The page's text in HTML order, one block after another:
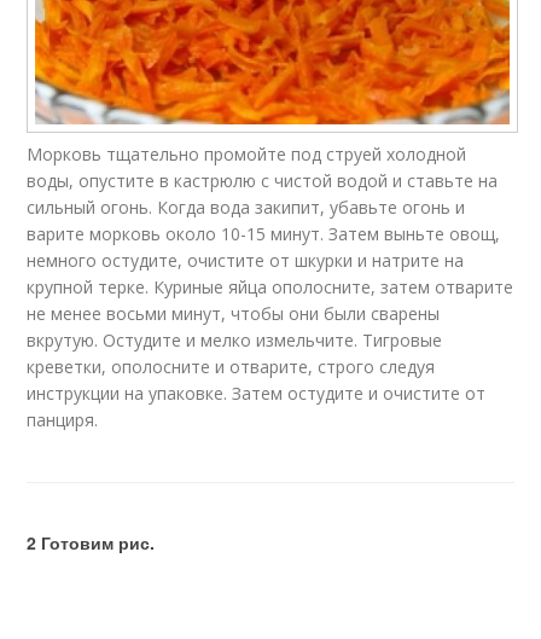
Морковь тщательно промойте под струей холодной
воды, опустите в кастрюлю с чистой водой и ставьте на
сильный огонь. Когда вода закипит, убавьте огонь и
варите морковь около 10-15 минут. Затем выньте овощ,
немного остудите, очистите от шкурки и натрите на
крупной терке. Куриные яйца ополосните, затем отварите
не менее восьми минут, чтобы они были сварены
вкрутую. Остудите и мелко измельчите. Тигровые
креветки, ополосните и отварите, строго следуя
инструкции на упаковке. Затем остудите и очистите от
панциря.
2 Готовим рис.